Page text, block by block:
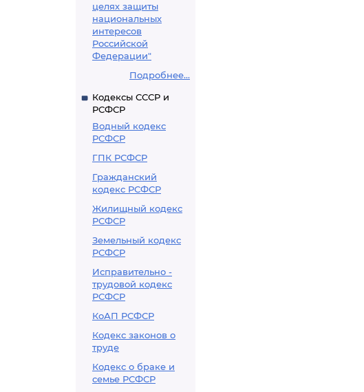
целях защиты
национальных
интересов
Российской
Федерации"
Подробнее...
Кодексы СССР и
РСФСР
Водный кодекс
РСФСР
ГПК РСФСР
Гражданский
кодекс РСФСР
Жилищный кодекс
РСФСР
Земельный кодекс
РСФСР
Исправительно -
трудовой кодекс
РСФСР
КоАП РСФСР
Кодекс законов о
труде
Кодекс о браке и
семье РСФСР